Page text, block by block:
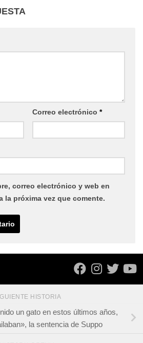
Correo electrónico *
correo electrónico y web en
la próxima vez que comente.
HISTORIA
un gato en estos últimos años,
la sentencia de Suppo